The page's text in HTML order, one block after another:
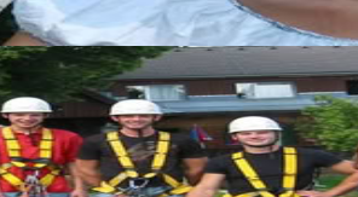
in famiglia, questo percorso acrobatico